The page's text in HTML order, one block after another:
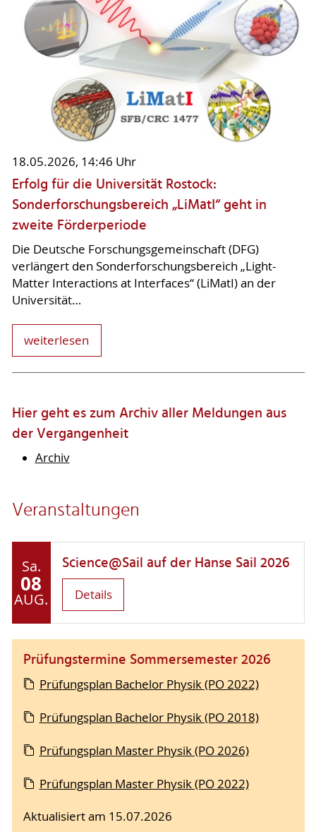
18.05.2026, 14:46 Uhr
Erfolg für die Universität Rostock:
Sonderforschungsbereich „LiMatI“ geht in
zweite Förderperiode
Die Deutsche Forschungsgemeinschaft (DFG)
verlängert den Sonderforschungsbereich „Light-
Matter Interactions at Interfaces“ (LiMatI) an der
Universität…
weiterlesen
Hier geht es zum Archiv aller Meldungen aus
der Vergangenheit
Archiv
Veranstaltungen
Sa.
08
AUG.
Science@Sail auf der Hanse Sail 2026
Details
Prüfungstermine Sommersemester 2026
Prüfungsplan Bachelor Physik (PO 2022)
Prüfungsplan Bachelor Physik (PO 2018)
Prüfungsplan Master Physik (PO 2026)
Prüfungsplan Master Physik (PO 2022)
Aktualisiert am 15.07.2026